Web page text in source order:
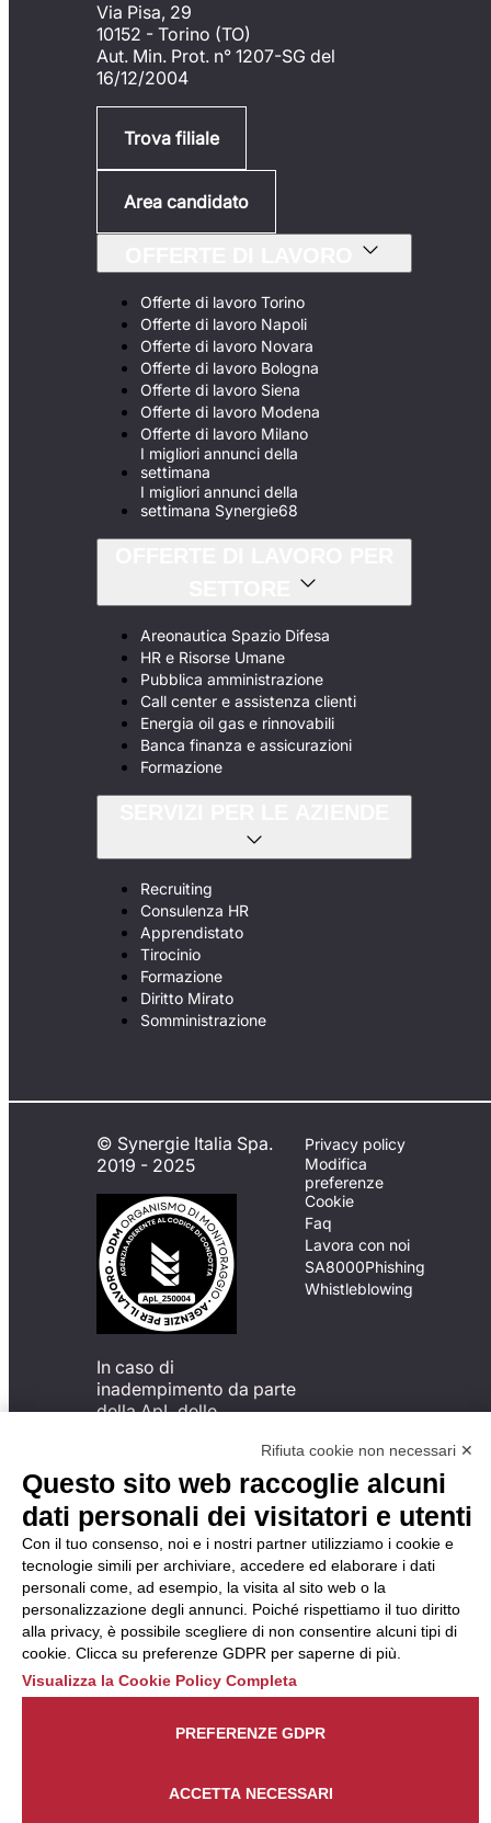
Via Pisa, 29
10152 - Torino (TO)
Aut. Min. Prot. n° 1207-SG del
16/12/2004
Trova filiale
Area candidato
Offerte di lavoro Torino
Offerte di lavoro Napoli
Offerte di lavoro Novara
Offerte di lavoro Bologna
Offerte di lavoro Siena
Offerte di lavoro Modena
Offerte di lavoro Milano
I migliori annunci della
settimana
I migliori annunci della
settimana Synergie68
Areonautica Spazio Difesa
HR e Risorse Umane
Pubblica amministrazione
Call center e assistenza clienti
Energia oil gas e rinnovabili
Banca finanza e assicurazioni
Formazione
Recruiting
Consulenza HR
Apprendistato
Tirocinio
Formazione
Diritto Mirato
Somministrazione
© Synergie Italia Spa.
2019 - 2025
In caso di
inadempimento da parte
della ApL delle
del Codice di Condotta, è
possibile presentare un
reclamo
all’Organismo di
Monitoraggio utilizzando
una delle modalità
descritte al seguente
indirizzo web
https://odm-
agenzielavoro.it/reclami/.
Privacy policy
Modifica
preferenze
Cookie
Faq
Lavora con noi
SA8000Phishing
Whistleblowing
Rifiuta cookie non necessari ✕
Questo sito web raccoglie alcuni
dati personali dei visitatori e utenti
Con il tuo consenso, noi e i nostri partner utilizziamo i cookie e
tecnologie simili per archiviare, accedere ed elaborare i dati
personali come, ad esempio, la visita al sito web o la
personalizzazione degli annunci. Poiché rispettiamo il tuo diritto
alla privacy, è possibile scegliere di non consentire alcuni tipi di
cookie. Clicca su preferenze GDPR per saperne di più.
Visualizza la Cookie Policy Completa
ACCETTA NECESSARI
PREFERENZE GDPR